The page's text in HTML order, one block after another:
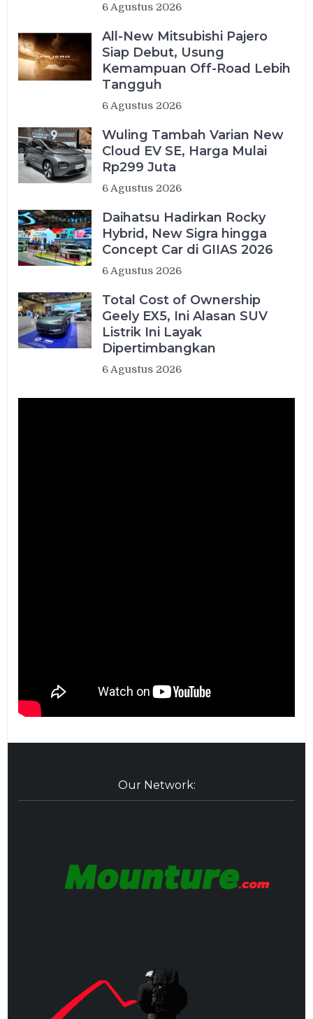
6 Agustus 2026
All-New Mitsubishi Pajero
Siap Debut, Usung
Kemampuan Off-Road Lebih
Tangguh
6 Agustus 2026
Wuling Tambah Varian New
Cloud EV SE, Harga Mulai
Rp299 Juta
6 Agustus 2026
Daihatsu Hadirkan Rocky
Hybrid, New Sigra hingga
Concept Car di GIIAS 2026
6 Agustus 2026
Total Cost of Ownership
Geely EX5, Ini Alasan SUV
Listrik Ini Layak
Dipertimbangkan
6 Agustus 2026
Our Network: